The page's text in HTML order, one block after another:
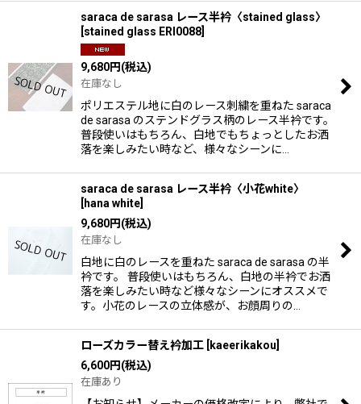
saraca de sarasa レース半衿〈stained glass〉
stained glass ERI0088
9,680円(税込)
在庫なし
ポリエステル地に白のレース刺繍を重ねた saraca
de sarasa のステンドグラス柄のレース半衿です。
普段使いはもちろん、白地でもちょっとしたお洒
落を楽しみたい時など、様々なシーンに…
saraca de sarasa レース半衿〈小花white〉
hana white
9,680円(税込)
在庫なし
白地に白のレースを重ねた saraca de sarasa の半
衿です。 普段使いはもちろん、白地の半衿でお洒
落を楽しみたい時など様々なシーンにオススメで
す。小花のレースの立体感が、お顔周りの…
ローズカラー替え衿加工 kaeerikakou
6,600円(税込)
在庫あり